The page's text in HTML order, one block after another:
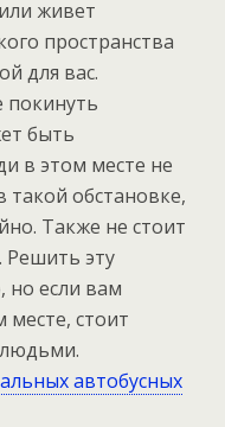
живет
пространства
для вас.
покинуть
быть
в этом месте не
такой обстановке,
Также не стоит
Решить эту
но если вам
месте, стоит
автобусных